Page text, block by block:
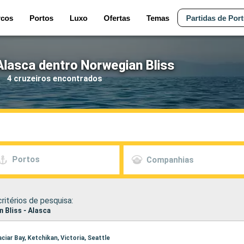
Portos Luxo Ofertas Temas Partidas de
dentro Norwegian Bliss
4 cruzeiros encontrados
Portos Companhias
de pesquisa:
Bliss - Alasca
Bay, Ketchikan, Victoria, Seattle